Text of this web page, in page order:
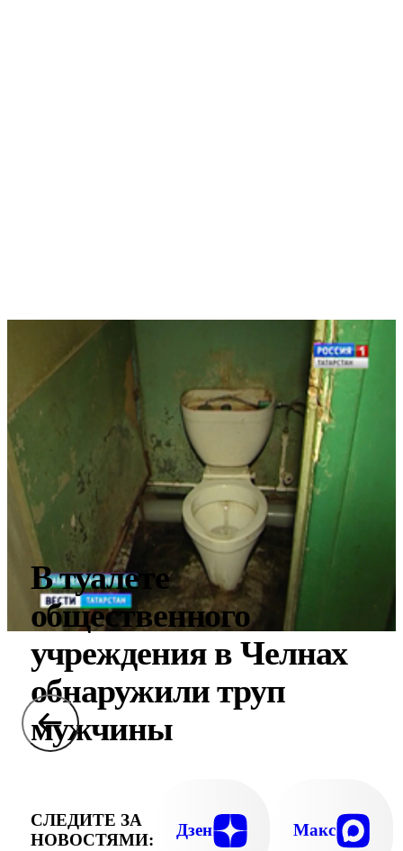
В туалете
общественного
учреждения в Челнах
обнаружили труп
мужчины
СЛЕДИТЕ ЗА
НОВОСТЯМИ:
Дзен Макс